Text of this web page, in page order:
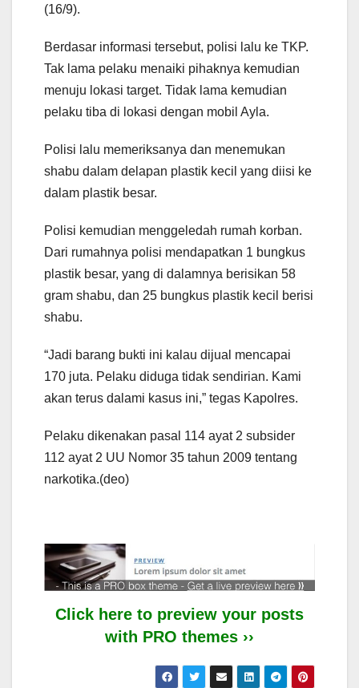
(16/9).
Berdasar informasi tersebut, polisi lalu ke TKP.
Tak lama pelaku menaiki pihaknya kemudian
menuju lokasi target. Tidak lama kemudian
pelaku tiba di lokasi dengan mobil Ayla.
Polisi lalu memeriksanya dan menemukan
shabu dalam delapan plastik kecil yang diisi ke
dalam plastik besar.
Polisi kemudian menggeledah rumah korban.
Dari rumahnya polisi mendapatkan 1 bungkus
plastik besar, yang di dalamnya berisikan 58
gram shabu, dan 25 bungkus plastik kecil berisi
shabu.
“Jadi barang bukti ini kalau dijual mencapai
170 juta. Pelaku diduga tidak sendirian. Kami
akan terus dalami kasus ini,” tegas Kapolres.
Pelaku dikenakan pasal 114 ayat 2 subsider
112 ayat 2 UU Nomor 35 tahun 2009 tentang
narkotika.(deo)
Click here to preview your posts
with PRO themes ››